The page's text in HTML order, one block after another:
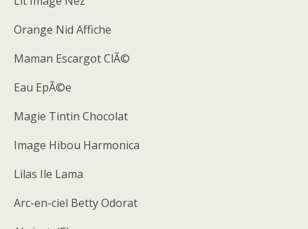
Orange Nid Affiche
Maman Escargot ClÃ©
Eau EpÃ©e
Magie Tintin Chocolat
Image Hibou Harmonica
Lilas Ile Lama
Arc-en-ciel Betty Odorat